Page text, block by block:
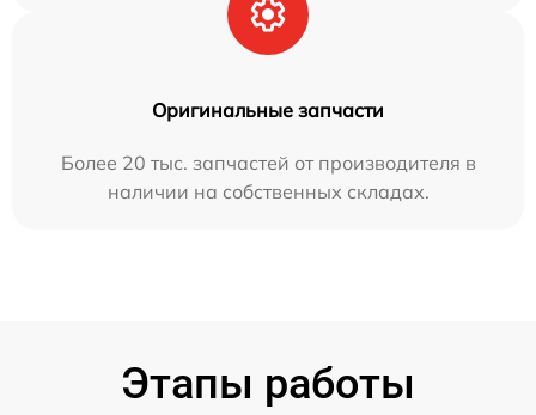
Оригинальные запчасти
Более 20 тыс. запчастей от производителя в
наличии на собственных складах.
Этапы работы